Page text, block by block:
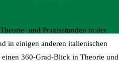
und Praxisstunden in der
in einigen anderen italienischen
360-Grad-Blick in Theorie und